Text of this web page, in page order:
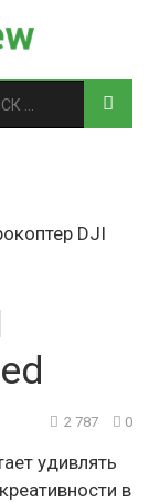
DJI
2 787 0
удивлять
в